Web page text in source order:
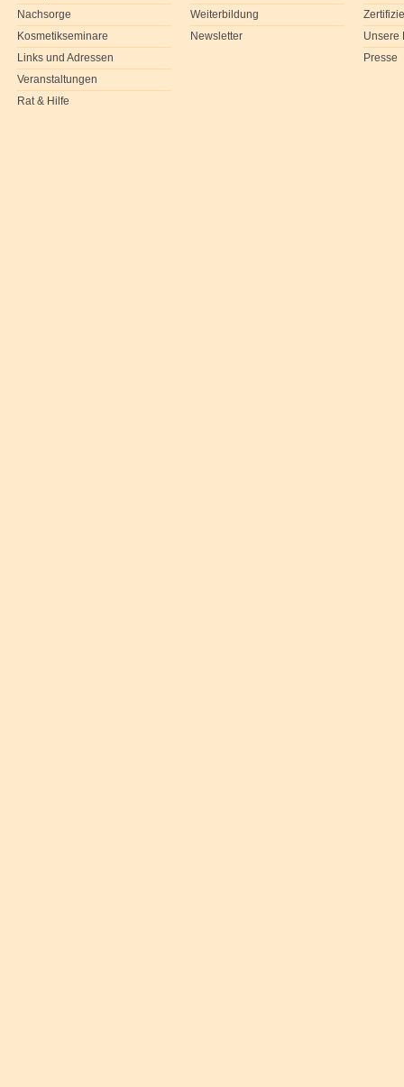
Nachsorge
Kosmetikseminare
Links und Adressen
Veranstaltungen
Rat & Hilfe
Weiterbildung
Newsletter
Unsere
Presse